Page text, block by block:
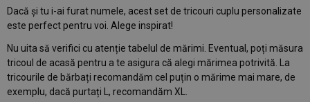
Dacă și tu i-ai furat numele, acest set de tricouri cuplu personalizate
este perfect pentru voi. Alege inspirat!
Nu uita să verifici cu atenție tabelul de mărimi. Eventual, poți măsura
tricoul de acasă pentru a te asigura că alegi mărimea potrivită. La
tricourile de bărbați recomandăm cel puțin o mărime mai mare, de
exemplu, dacă purtați L, recomandăm XL.